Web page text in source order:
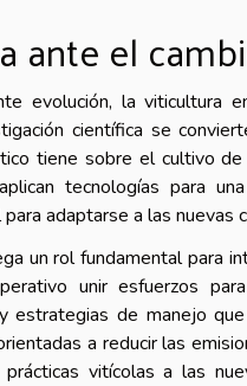
ante el
evolución, la viticultura
científica se
tiene sobre el cultivo
tecnologías para
adaptarse a las nuevas
un rol fundamental para
unir esfuerzos
estrategias de manejo
a reducir las
vitícolas a las